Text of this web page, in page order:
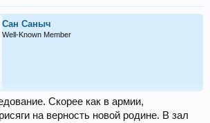
Сан Саныч
Well-Known Member
Скорее как в армии,
на верность новой родине. В зал